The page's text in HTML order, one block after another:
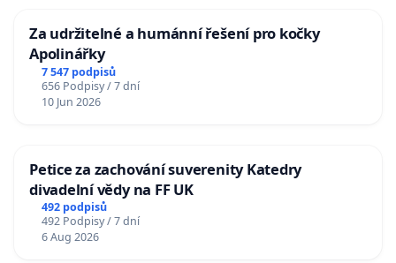
Za udržitelné a humánní řešení pro kočky
Apolinářky
7 547 podpisů
656 Podpisy / 7 dní
10 Jun 2026
Petice za zachování suverenity Katedry
divadelní vědy na FF UK
492 podpisů
492 Podpisy / 7 dní
6 Aug 2026